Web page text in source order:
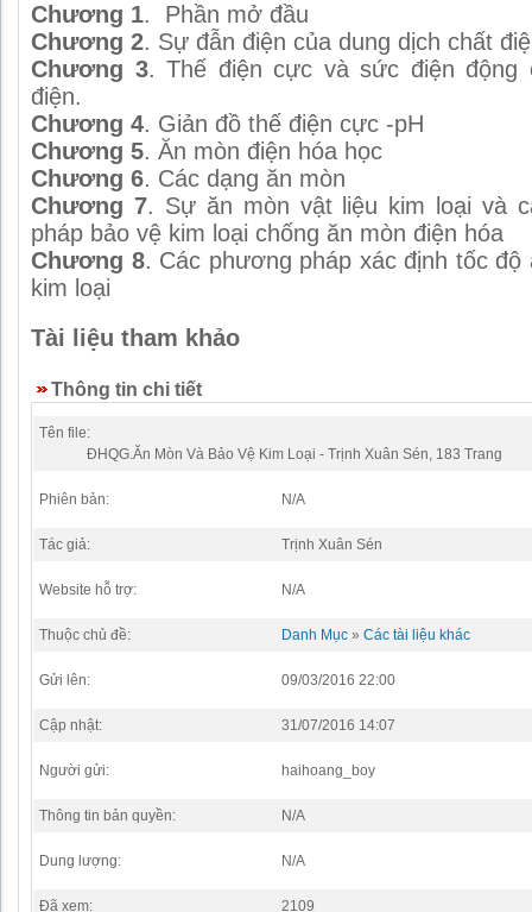
Chương 1. Phần mở đầu
Chương 2. Sự đẫn điện của dung dịch chất
Chương 3. Thế điện cực và sức điện động
điện.
Chương 4. Giản đồ thế điện cực -pH
Chương 5. Ăn mòn điện hóa học
Chương 6. Các dạng ăn mòn
Chương 7. Sự ăn mòn vật liệu kim loại và
pháp bảo vệ kim loại chống ăn mòn điện hóa
Chương 8. Các phương pháp xác định tốc độ
kim loại
Tài liệu tham khảo
Thông tin chi tiết
Tên file:
ĐHQG.Ăn Mòn Và Bảo Vệ Kim Loại - Trịnh Xuân Sén, 183 Trang
Phiên bản: N/A
Tác giả: Trịnh Xuân Sén
Website hỗ trợ: N/A
Thuộc chủ đề: Danh Mục» Các tài liệu khác
Gửi lên: 09/03/2016 22:00
Cập nhật: 31/07/2016 14:07
Người gửi: haihoang_boy
Thông tin bản quyền: N/A
Dung lượng: N/A
Đã xem: 2109